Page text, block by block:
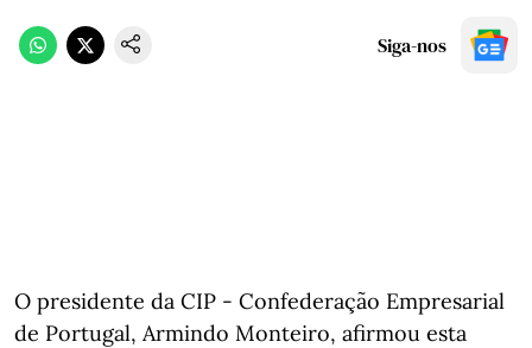
Siga-nos
O presidente da CIP - Confederação Empresarial
de Portugal, Armindo Monteiro, afirmou esta